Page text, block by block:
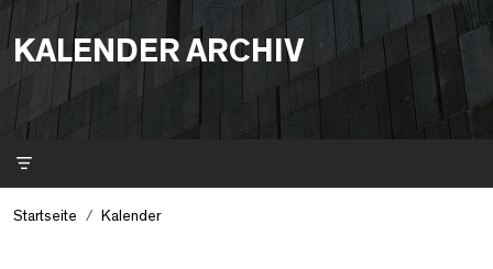
KALENDER ARCHIV
Startseite Kalender